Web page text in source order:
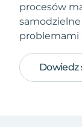
procesów
problemami
Dowiedz